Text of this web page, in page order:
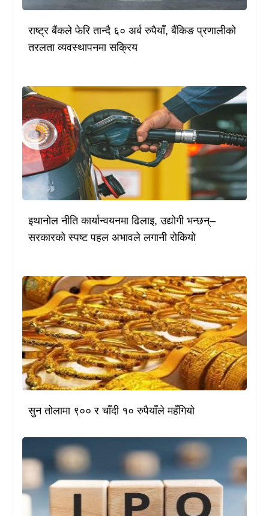
राष्ट्र बैंकले फेरि तान्दै ६० अर्ब रुपैयाँ, बैंकिङ प्रणालीको
तरलता व्यवस्थापनमा सक्रिय
इथानोल नीति कार्यान्वयनमा ढिलाइ, उद्योगी भन्छन्–
सरकारको स्पष्ट पहल अभावले लगानी रोकियो
सुन तोलामा ९०० र चाँदी १० रुपैयाँले महँगियो